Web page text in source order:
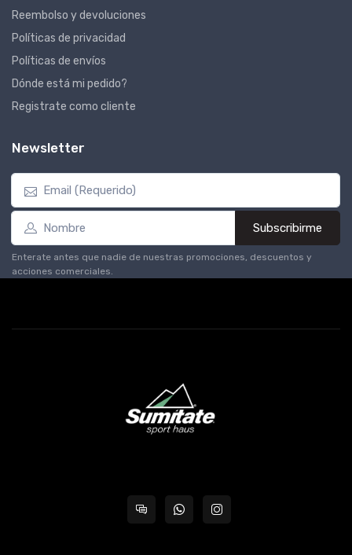
Reembolso y devoluciones
Políticas de privacidad
Políticas de envíos
Dónde está mi pedido?
Registrate como cliente
Newsletter
Subscribirme
Enterate antes que nadie de nuestras promociones, descuentos y
acciones comerciales.